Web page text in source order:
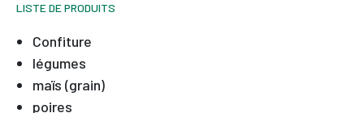
LISTE DE PRODUITS
Confiture
légumes
maïs (grain)
poires